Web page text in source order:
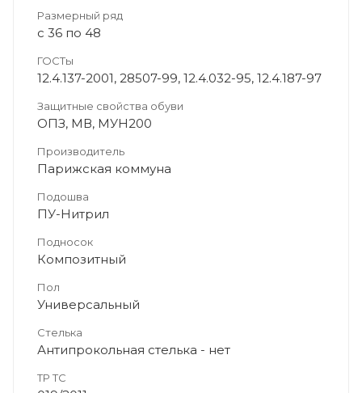
Размерный ряд
с 36 по 48
ГОСТы
12.4.137-2001, 28507-99, 12.4.032-95, 12.4.187-97
Защитные свойства обуви
ОПЗ, МВ, МУН200
Производитель
Парижская коммуна
Подошва
ПУ-Нитрил
Подносок
Композитный
Пол
Универсальный
Стелька
Антипрокольная стелька - нет
ТР ТС